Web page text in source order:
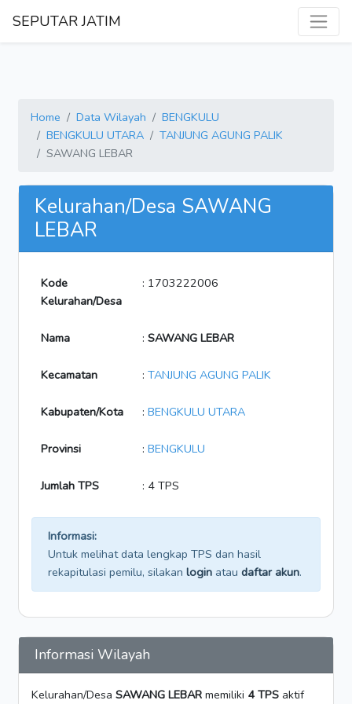
SEPUTAR JATIM
Home Data Wilayah
BENGKULU
BENGKULU UTARA
TANJUNG AGUNG PALIK
SAWANG LEBAR
Kelurahan/Desa SAWANG
LEBAR
Kode
Kelurahan/Desa
: 1703222006
Nama : SAWANG LEBAR
Kecamatan : TANJUNG AGUNG PALIK
Kabupaten/Kota : BENGKULU UTARA
Provinsi : BENGKULU
Jumlah TPS : 4 TPS
Informasi:
Untuk melihat data lengkap TPS dan hasil
rekapitulasi pemilu, silakan login atau daftar akun.
Informasi Wilayah
Kelurahan/Desa SAWANG LEBAR memiliki 4 TPS aktif